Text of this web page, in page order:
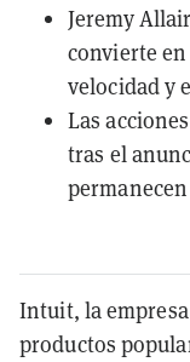
Jeremy
convierte
velocidad y
Las
tras el
Intuit, la
productos